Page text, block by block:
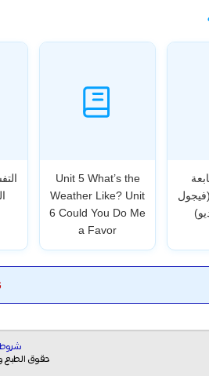
Unit 5 What’s the
Weather Like? Unit
6 Could You Do Me
a Favor
شروط
حقوق الطبع والنشر 2017 - 2025 موقع حلول